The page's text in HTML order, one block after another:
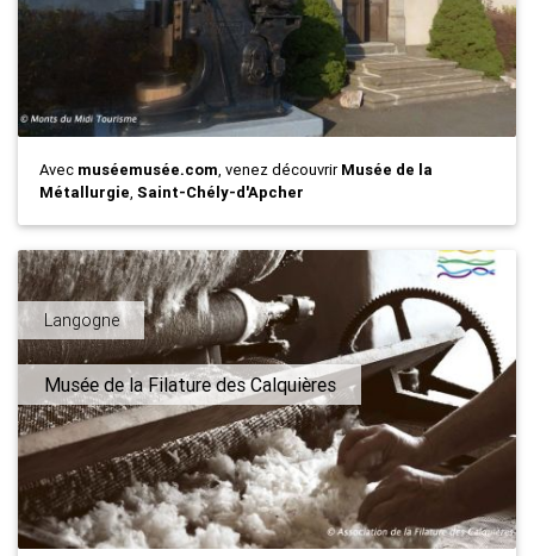
Avec muséemusée.com, venez découvrirMusée de la
Métallurgie, Saint-Chély-d'Apcher
Langogne
Musée de la Filature des Calquières